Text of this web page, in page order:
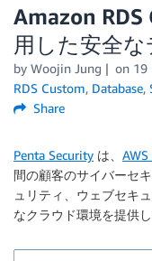
カテゴリ
エディション
Amazon RDS
用した安全
by Woojin Jung on 19
RDS Custom, Database,
Share
Penta Security は、
間の顧客のサイバーセ
ュリティ、ウェブセキ
なクラウド環境を提供し